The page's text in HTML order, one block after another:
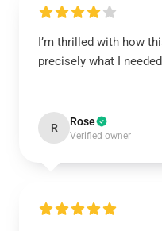
I’m thrilled with how
precisely what I
R Rose
Verified owner